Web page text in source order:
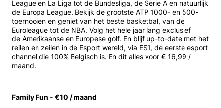
League en La Liga tot de Bundesliga, de Serie A en natuurlijk
de Europa League. Bekijk de grootste ATP 1000- en 500-
toernooien en geniet van het beste basketbal, van de
Euroleague tot de NBA. Volg het hele jaar lang exclusief
de Amerikaanse en Europese golf. En blijf up-to-date met het
reilen en zeilen in de Esport wereld, via ES1, de eerste esport
channel die 100% Belgisch is. En dit alles voor € 16,99 /
maand.
Family Fun - €10 / maand